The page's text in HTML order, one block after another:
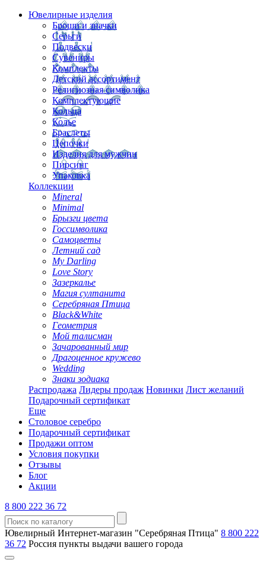
Ювелирные изделия
Броши и значки
Серьги
Подвески
Сувениры
Комплекты
Детский ассортимент
Религиозная символика
Комплектующие
Кольца
Колье
Браслеты
Цепочки
Изделия для мужчин
Пирсинг
Упаковка
Коллекции
Mineral
Minimal
Брызги цвета
Госсимволика
Самоцветы
Летний сад
My Darling
Love Story
Зазеркалье
Магия султанита
Серебряная Птица
Black&White
Геометрия
Мой талисман
Зачарованный мир
Драгоценное кружево
Wedding
Знаки зодиака
Распродажа Лидеры продаж Новинки Лист желаний
Подарочный сертификат
Еще
Столовое серебро
Подарочный сертификат
Продажи оптом
Условия покупки
Отзывы
Блог
Акции
8 800 222 36 72
Ювелирный Интернет-магазин "Серебряная Птица" 8 800 222
36 72 Россия пункты выдачи вашего города